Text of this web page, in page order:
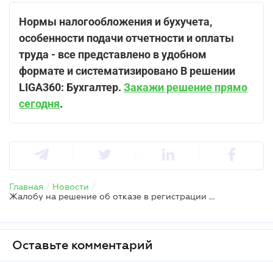
Нормы налогообложения и бухучета,
особенности подачи отчетности и оплаты
труда - все представлено в удобном
формате и систематизировано В решении
LIGA360: Бухгалтер. Закажи решение прямо
сегодня.
Главная / Новости /
Жалобу на решение об отказе в регистрации НН/РК можно направить повторно, если допустили ошибку – ГНС
Оставьте комментарий